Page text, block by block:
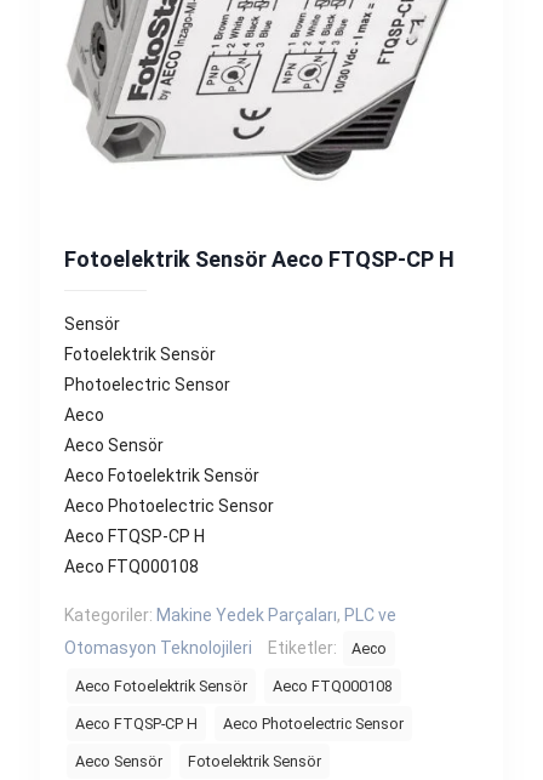
Fotoelektrik Sensör Aeco FTQSP-CP H
Sensör
Fotoelektrik Sensör
Photoelectric Sensor
Aeco
Aeco Sensör
Aeco Fotoelektrik Sensör
Aeco Photoelectric Sensor
Aeco FTQSP-CP H
Aeco FTQ000108
Kategoriler: Makine Yedek Parçaları, PLC ve
Otomasyon Teknolojileri
Etiketler: Aeco
Aeco Fotoelektrik Sensör Aeco FTQ000108
Aeco FTQSP-CP H Aeco Photoelectric Sensor
Aeco Sensör Fotoelektrik Sensör